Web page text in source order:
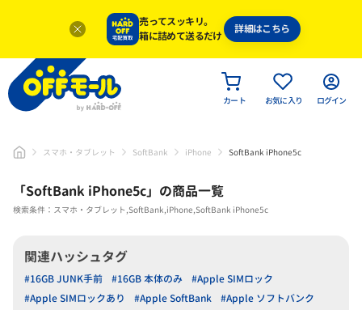
売ってスッキリ。
箱に詰めて送るだけ
詳細はこちら
カート お気に入り ログイン
スマホ・タブレット SoftBank iPhone SoftBank iPhone5c
「SoftBank iPhone5c」 の商品一覧
検索条件：スマホ・タブレット,SoftBank,iPhone,SoftBank iPhone5c
関連ハッシュタグ
#16GB JUNK手前 #16GB 本体のみ
#Apple SIMロック
#Apple SIMロックあり
#Apple SoftBank
#Apple ソフトバンク